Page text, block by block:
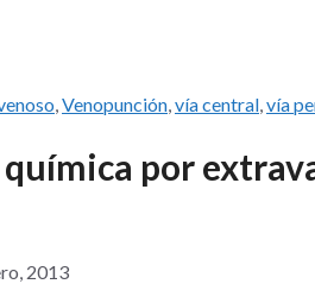
,Venopunción,vía central,vía
por
2013